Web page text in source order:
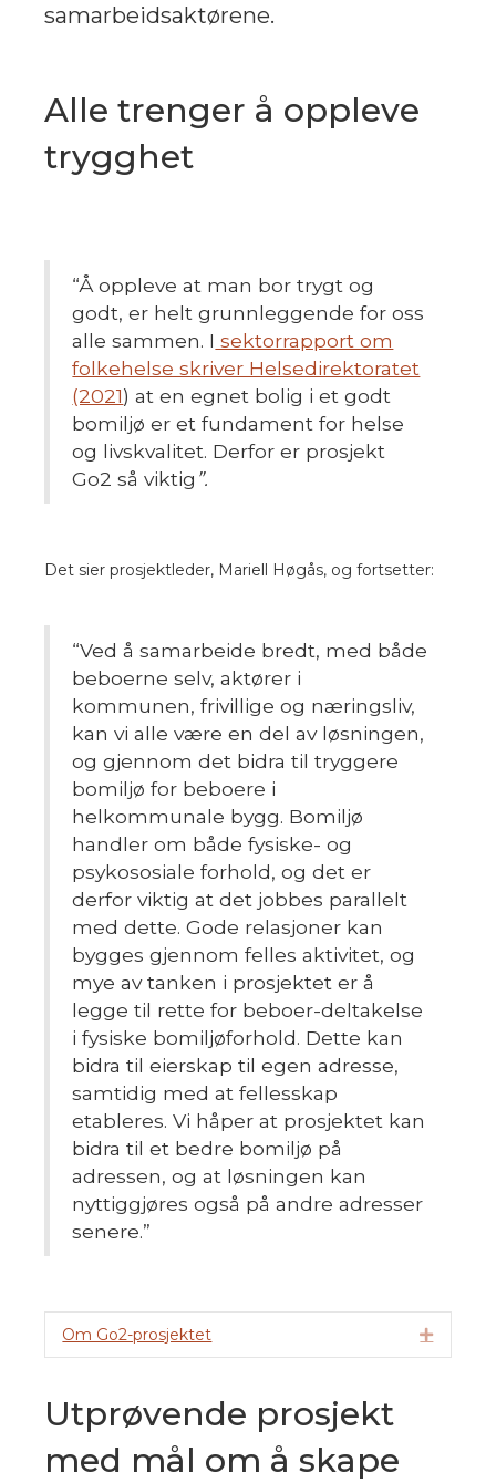
samarbeidsaktørene.
Alle trenger å oppleve
trygghet
“Å oppleve at man bor trygt og
godt, er helt grunnleggende for oss
alle sammen. I sektorrapport om
folkehelse skriver Helsedirektoratet
(2021) at en egnet bolig i et godt
bomiljø er et fundament for helse
og livskvalitet. Derfor er prosjekt
Go2 så viktig ”.
Det sier prosjektleder, Mariell Høgås, og fortsetter:
“Ved å samarbeide bredt, med både
beboerne selv, aktører i
kommunen, frivillige og næringsliv,
kan vi alle være en del av løsningen,
og gjennom det bidra til tryggere
bomiljø for beboere i
helkommunale bygg. Bomiljø
handler om både fysiske- og
psykososiale forhold, og det er
derfor viktig at det jobbes parallelt
med dette. Gode relasjoner kan
bygges gjennom felles aktivitet, og
mye av tanken i prosjektet er å
legge til rette for beboer-deltakelse
i fysiske bomiljøforhold. Dette kan
bidra til eierskap til egen adresse,
samtidig med at fellesskap
etableres. Vi håper at prosjektet kan
bidra til et bedre bomiljø på
adressen, og at løsningen kan
nyttiggjøres også på andre adresser
senere.”
Om Go2-prosjektet Utvid
Utprøvende prosjekt
med mål om å skape